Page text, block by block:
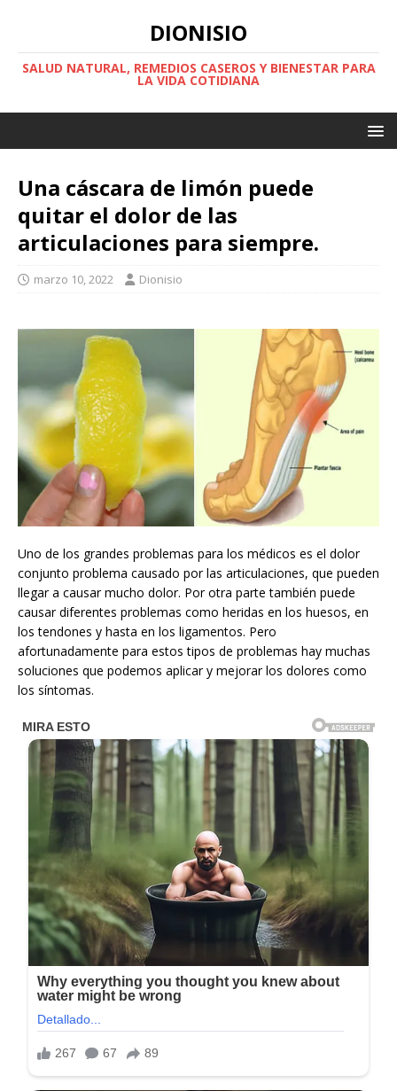
DIONISIO
SALUD NATURAL, REMEDIOS CASEROS Y BIENESTAR PARA
LA VIDA COTIDIANA
Una cáscara de limón puede
quitar el dolor de las
articulaciones para siempre.
marzo 10, 2022 Dionisio
Uno de los grandes problemas para los médicos es el dolor
conjunto problema causado por las articulaciones, que pueden
llegar a causar mucho dolor. Por otra parte también puede
causar diferentes problemas como heridas en los huesos, en
los tendones y hasta en los ligamentos. Pero
afortunadamente para estos tipos de problemas hay muchas
soluciones que podemos aplicar y mejorar los dolores como
los síntomas.